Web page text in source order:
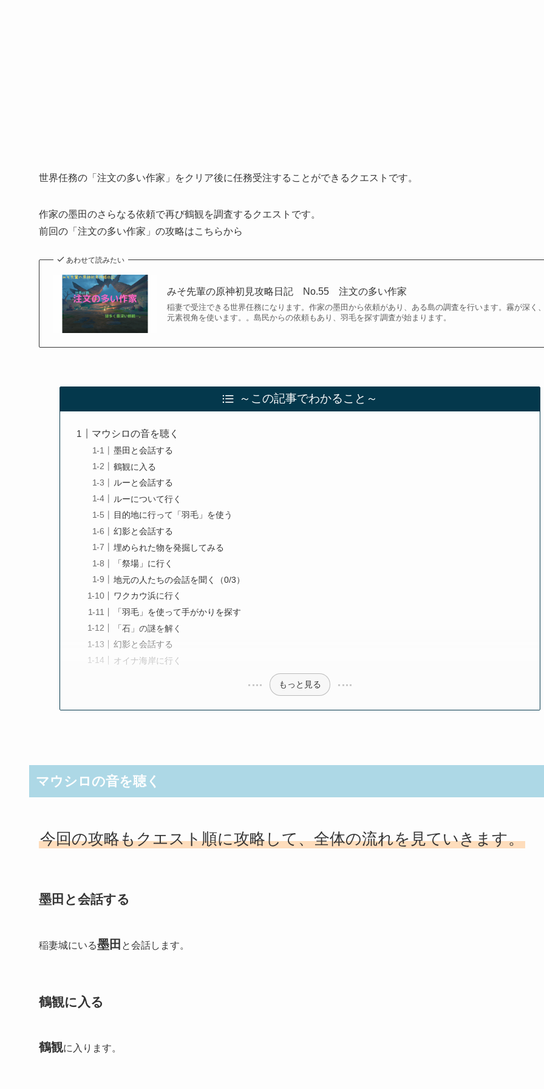
世界任務の「注文の多い作家」をクリア後に任務受注することができるクエストです。
作家の墨田のさらなる依頼で再び鶴観を調査するクエストです。
前回の「注文の多い作家」の攻略はこちらから
あわせて読みたい
みそ先輩の原神初見攻略日記 No.55 注文の多い作家
稲妻で受注できる世界任務になります。作家の墨田から依頼があり、ある島の調査を行います。霧が深く
元素視角を使います。。島民からの依頼もあり、羽毛を探す調査が始まります。
～この記事でわかること～
マウシロの音を聴く
墨田と会話する
鶴観に入る
ルーと会話する
ルーについて行く
目的地に行って「羽毛」を使う
幻影と会話する
埋められた物を発掘してみる
「祭場」に行く
地元の人たちの会話を聞く（0/3）
ワクカウ浜に行く
「羽毛」を使って手がかりを探す
「石」の謎を解く
幻影と会話する
オイナ海岸に行く
もっと見る
マウシロの音を聴く
今回の攻略もクエスト順に攻略して、全体の流れを見ていきます。
墨田と会話する
稲妻城にいる墨田 と会話します。
鶴観に入る
鶴観に入ります。